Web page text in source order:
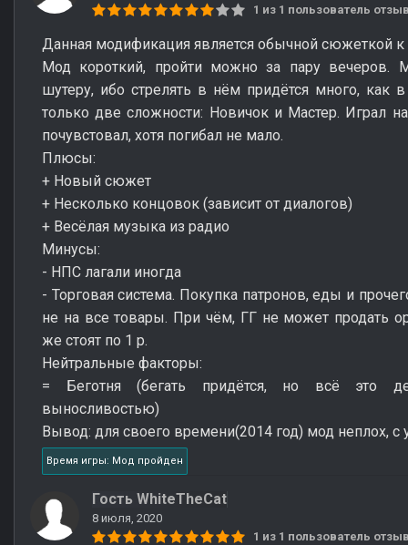
1 из 1 пользователь
Данная модификация является обычной сюжеткой к
Мод короткий, пройти можно за пару вечеров.
шутеру, ибо стрелять в нём придётся много, как
только две сложности: Новичок и Мастер. Играл
почувстовал, хотя погибал не мало.
Плюсы:
+ Новый сюжет
+ Несколько концовок (зависит от диалогов)
+ Весёлая музыка из радио
Минусы:
- НПС лагали иногда
- Торговая система. Покупка патронов, еды и
не на все товары. При чём, ГГ не может продать
же стоят по 1 р.
Нейтральные факторы:
= Беготня (бегать придётся, но всё это
выносливостью)
Вывод: для своего времени(2014 год) мод неплох, с
Время игры: Мод пройден
Гость WhiteTheCat
8 июля, 2020
1 из 1 пользователь